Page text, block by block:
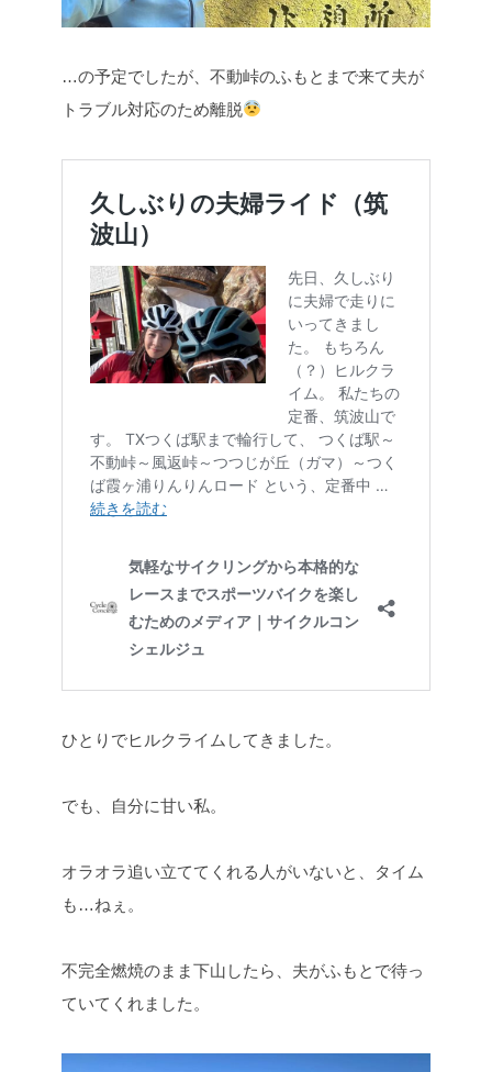
…の予定でしたが、不動峠のふもとまで来て夫が
トラブル対応のため離脱
ひとりでヒルクライムしてきました。
でも、自分に甘い私。
オラオラ追い立ててくれる人がいないと、タイム
も…ねぇ。
不完全燃焼のまま下山したら、夫がふもとで待っ
ていてくれました。